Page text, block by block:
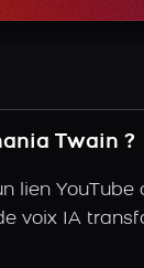
Twain ?
lien
voix IA